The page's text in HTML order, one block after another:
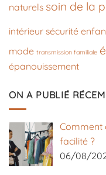
naturels soin de la
intérieur sécurité
mode transmission familiale
épanouissement
ON A PUBLIÉ
Comment
facilité ?
06/08/